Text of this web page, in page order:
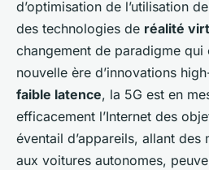
d’optimisation de l’utilisation
des technologies de réalité
changement de paradigme qui
nouvelle ère d’innovations
faible latence, la 5G est en
efficacement l’Internet des
éventail d’appareils, allant des
aux voitures autonomes,